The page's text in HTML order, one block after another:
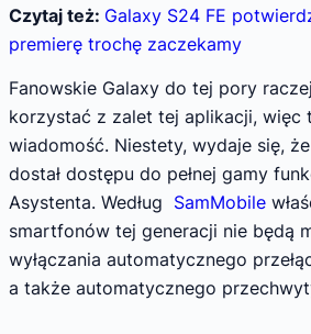
Czytaj też: Galaxy S24 FE
premierę trochę zaczekamy
Fanowskie Galaxy do tej pory
korzystać z zalet tej aplikacji, więc
wiadomość. Niestety, wydaje się,
dostał dostępu do pełnej gamy
Asystenta. Według SamMobile
smartfonów tej generacji nie będą
wyłączania automatycznego
a także automatycznego